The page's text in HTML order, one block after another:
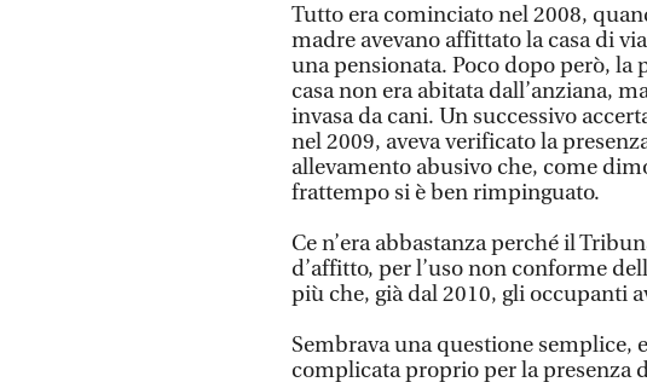
Tutto era cominciato nel 2008,
madre avevano affittato la casa di
una pensionata. Poco dopo però, la
casa non era abitata dall’anziana,
invasa da cani. Un successivo
nel 2009, aveva verificato la
allevamento abusivo che, come
frattempo si è ben rimpinguato.
Ce n’era abbastanza perché il
d’affitto, per l’uso non conforme
più che, già dal 2010, gli occupanti
Sembrava una questione semplice,
complicata proprio per la presenza